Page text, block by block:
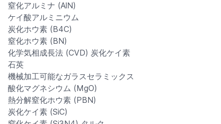
窒化アルミナ (AlN)
ケイ酸アルミニウム
炭化ホウ素 (B4C)
窒化ホウ素 (BN)
化学気相成長法 (CVD) 炭化ケイ素
石英
機械加工可能なガラスセラミックス
酸化マグネシウム (MgO)
熱分解窒化ホウ素 (PBN)
炭化ケイ素 (SiC)